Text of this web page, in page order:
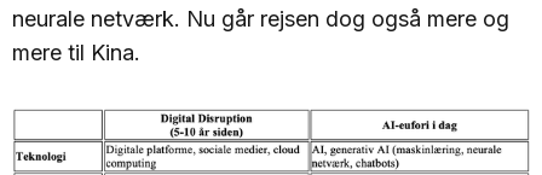
neurale netværk. Nu går rejsen dog også mere og
mere til Kina.